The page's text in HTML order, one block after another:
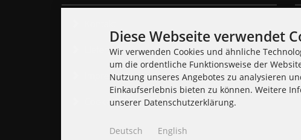
Lieferzeit
Impressum
Cookie Einstellungen
Diese Webseite verwendet
Wir verwenden Cookies und ähnliche
um die ordentliche Funktionsweise der
Nutzung unseres Angebotes zu analysieren
Einkaufserlebnis bieten zu können. Weitere
unserer Datenschutzerklärung.
Deutsch English